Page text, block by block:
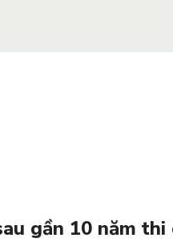
gần 10 năm thi